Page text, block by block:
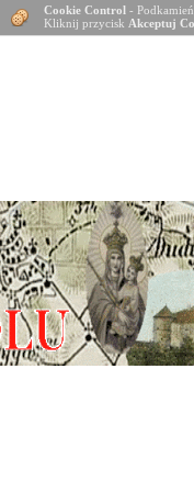
Cookie Control -
Kliknij przycisk Akceptuj